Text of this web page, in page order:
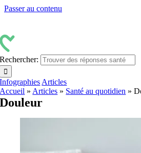
Passer au contenu
Rechercher:
Infographies Articles
Accueil » Articles » Santé au quotidien »
Douleur